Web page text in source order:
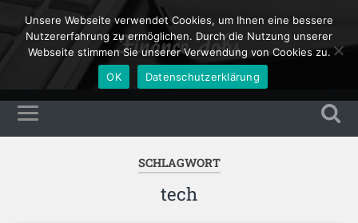
Finance Jobs
SCHLAGWORT
tech
Unsere Webseite verwendet Cookies, um Ihnen eine bessere
Nutzererfahrung zu ermöglichen. Durch die Nutzung unserer
Webseite stimmen Sie unserer Verwendung von Cookies zu.
OK
Datenschutzerklärung